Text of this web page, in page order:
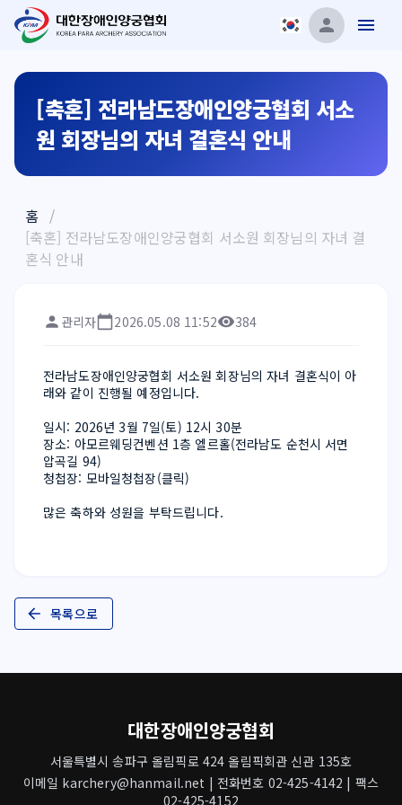
[축혼] 전라남도장애인양궁협회 서소
원 회장님의 자녀 결혼식 안내
홈 /
[축혼] 전라남도장애인양궁협회 서소원 회장님의 자녀 결
혼식 안내
관리자 2026.05.08 11:52 384
전라남도장애인양궁협회 서소원 회장님의 자녀 결혼식이 아
래와 같이 진행될 예정입니다.
일시: 2026년 3월 7일(토) 12시 30분
장소: 아모르웨딩컨벤션 1층 엘르홀(전라남도 순천시 서면
압곡길 94)
청첩장: 모바일청첩장(클릭)
많은 축하와 성원을 부탁드립니다.
목록으로
대한장애인양궁협회
서울특별시 송파구 올림픽로 424 올림픽회관 신관 135호
이메일 karchery@hanmail.net | 전화번호 02-425-4142 | 팩스
02-425-4152